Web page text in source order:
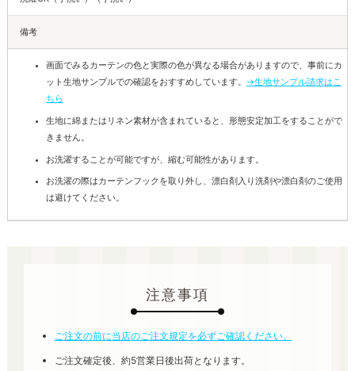
備考
画面でみるカーテンの色と実際の色が異なる場合がありますので、事前にカ
ット生地サンプルでの確認をおすすめしています。 →生地サンプル請求はこ
ちら
生地に綿またはリネン素材が含まれていると、形態安定加工をすることがで
きません。
お洗濯することが可能ですが、縮む可能性があります。
お洗濯の際はカーテンフックを取り外し、漂白剤入り洗剤や漂白剤のご使用
は避けてください。
注意事項
ご注文の前に当店のご注文規定を必ずご確認ください。
ご注文確定後、約5営業日後出荷となります。